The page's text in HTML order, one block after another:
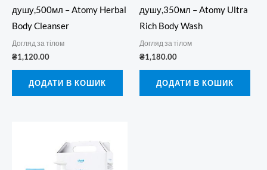
душу,500мл – Atomy Herbal
Body Cleanser
Догляд за тілом
₴1,120.00
ДОДАТИ В КОШИК
душу,350мл – Atomy Ultra
Rich Body Wash
Догляд за тілом
₴1,180.00
ДОДАТИ В КОШИК